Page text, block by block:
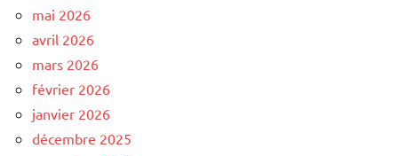
mai 2026
avril 2026
mars 2026
février 2026
janvier 2026
décembre 2025